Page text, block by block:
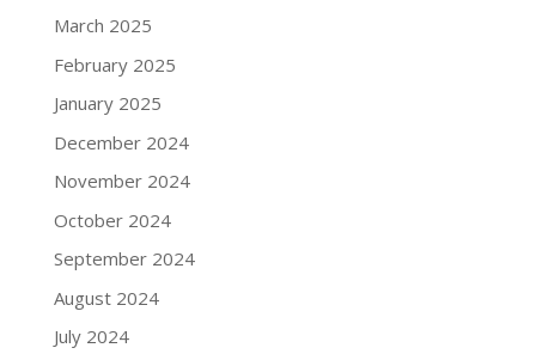
March 2025
February 2025
January 2025
December 2024
November 2024
October 2024
September 2024
August 2024
July 2024